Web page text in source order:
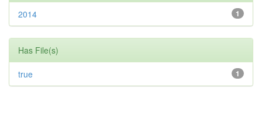
1
2014
Has File(s)
1
true